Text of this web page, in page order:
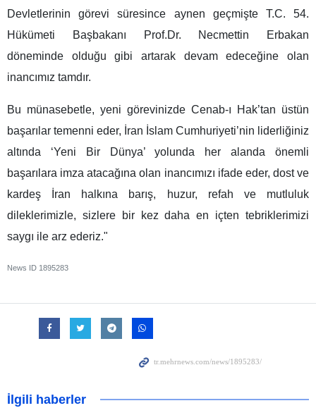
Devletlerinin görevi süresince aynen geçmişte T.C. 54.
Hükümeti Başbakanı Prof.Dr. Necmettin Erbakan
döneminde olduğu gibi artarak devam edeceğine olan
inancımız tamdır.
Bu münasebetle, yeni görevinizde Cenab-ı Hak’tan üstün
başarılar temenni eder, İran İslam Cumhuriyeti’nin liderliğiniz
altında ‘Yeni Bir Dünya’ yolunda her alanda önemli
başarılara imza atacağına olan inancımızı ifade eder, dost ve
kardeş İran halkına barış, huzur, refah ve mutluluk
dileklerimizle, sizlere bir kez daha en içten tebriklerimizi
saygı ile arz ederiz."
News ID 1895283
İlgili haberler